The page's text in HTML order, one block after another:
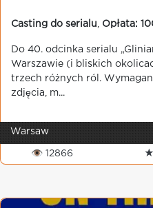
Casting do serialu Opłata:
Do 40. odcinka serialu
Warszawie (i bliskich
trzech różnych ról.
zdjęcia, m...
Warsaw
👁 12866